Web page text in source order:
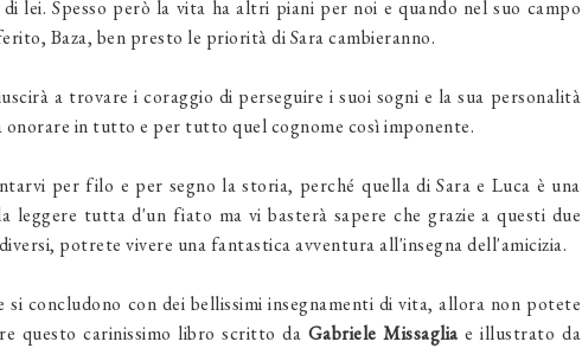
lei. Spesso però la vita ha altri piani per noi e quando nel suo campo
Baza, ben presto le priorità di Sara cambieranno.
a trovare i coraggio di perseguire i suoi sogni e la sua personalità
onorare in tutto e per tutto quel cognome così imponente.
per filo e per segno la storia, perché quella di Sara e Luca è una
leggere tutta d'un fiato ma vi basterà sapere che grazie a questi due
potrete vivere una fantastica avventura all'insegna dell'amicizia.
si concludono con dei bellissimi insegnamenti di vita, allora non potete
questo carinissimo libro scritto da Gabriele Missagliae illustrato da